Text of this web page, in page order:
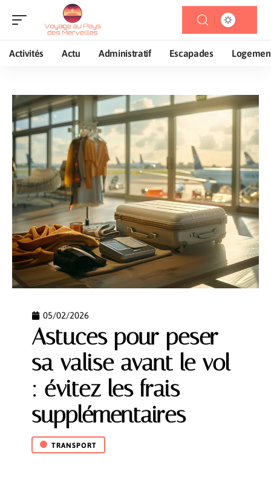
Activités Actu Administratif Escapades
05/02/2026
Astuces pour peser
sa valise avant le vol
: évitez les frais
supplémentaires
TRANSPORT